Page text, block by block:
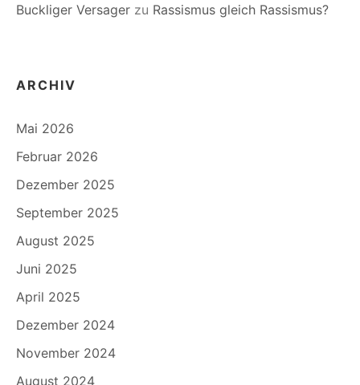
Buckliger Versager zu Rassismus gleich Rassismus?
ARCHIV
Mai 2026
Februar 2026
Dezember 2025
September 2025
August 2025
Juni 2025
April 2025
Dezember 2024
November 2024
August 2024